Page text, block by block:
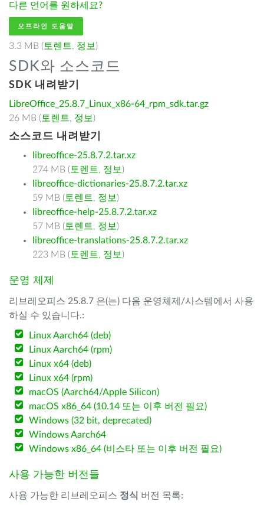
다른 언어를 원하세요?
오프라인 도움말
3.3 MB ( 토렌트, 정보 )
SDK와 소스코드
SDK 내려받기
LibreOffice_25.8.7_Linux_x86-64_rpm_sdk.tar.gz
26 MB ( 토렌트, 정보 )
소스코드 내려받기
libreoffice-25.8.7.2.tar.xz
274 MB ( 토렌트, 정보 )
libreoffice-dictionaries-25.8.7.2.tar.xz
59 MB ( 토렌트, 정보 )
libreoffice-help-25.8.7.2.tar.xz
57 MB ( 토렌트, 정보 )
libreoffice-translations-25.8.7.2.tar.xz
223 MB ( 토렌트, 정보 )
운영 체제
리브레오피스 25.8.7 은(는) 다음 운영체제/시스템에서 사용
하실 수 있습니다.:
Linux Aarch64 (deb)
Linux Aarch64 (rpm)
Linux x64 (deb)
Linux x64 (rpm)
macOS (Aarch64/Apple Silicon)
macOS x86_64 (10.14 또는 이후 버전 필요)
Windows (32 bit, deprecated)
Windows Aarch64
Windows x86_64 (비스타 또는 이후 버전 필요)
사용 가능한 버전들
사용 가능한 리브레오피스 정식 버전 목록: